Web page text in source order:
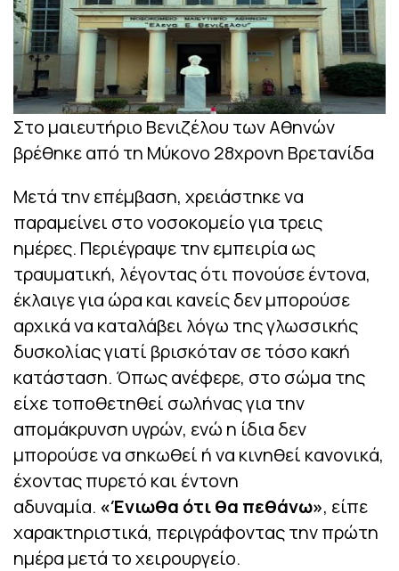
Στο μαιευτήριο Βενιζέλου των Αθηνών
βρέθηκε από τη Μύκονο 28χρονη Βρετανίδα
Μετά την επέμβαση, χρειάστηκε να
παραμείνει στο νοσοκομείο για τρεις
ημέρες. Περιέγραψε την εμπειρία ως
τραυματική, λέγοντας ότι πονούσε έντονα,
έκλαιγε για ώρα και κανείς δεν μπορούσε
αρχικά να καταλάβει λόγω της γλωσσικής
δυσκολίας γιατί βρισκόταν σε τόσο κακή
κατάσταση. Όπως ανέφερε, στο σώμα της
είχε τοποθετηθεί σωλήνας για την
απομάκρυνση υγρών, ενώ η ίδια δεν
μπορούσε να σηκωθεί ή να κινηθεί κανονικά,
έχοντας πυρετό και έντονη
αδυναμία. «Ένιωθα ότι θα πεθάνω», είπε
χαρακτηριστικά, περιγράφοντας την πρώτη
ημέρα μετά το χειρουργείο.